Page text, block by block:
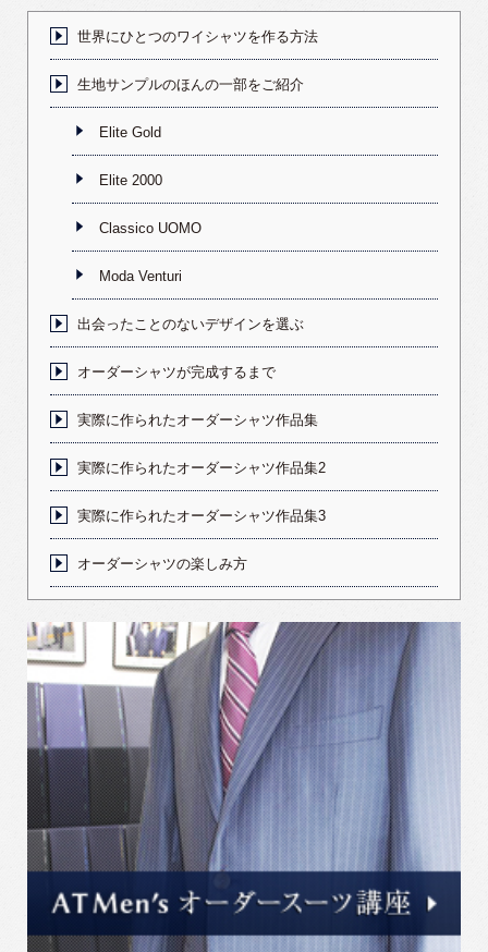
世界にひとつのワイシャツを作る方法
生地サンプルのほんの一部をご紹介
Elite Gold
Elite 2000
Classico UOMO
Moda Venturi
出会ったことのないデザインを選ぶ
オーダーシャツが完成するまで
実際に作られたオーダーシャツ作品集
実際に作られたオーダーシャツ作品集2
実際に作られたオーダーシャツ作品集3
オーダーシャツの楽しみ方